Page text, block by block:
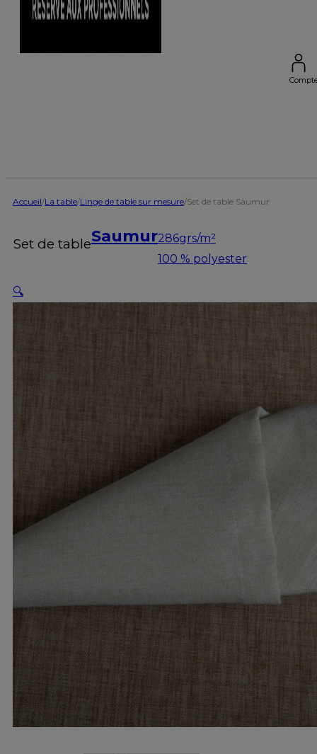
Accueil/La table/Linge de table sur mesure/Set de table Saumur
Set de tableSaumur286grs/m²
100 % polyester
🔍